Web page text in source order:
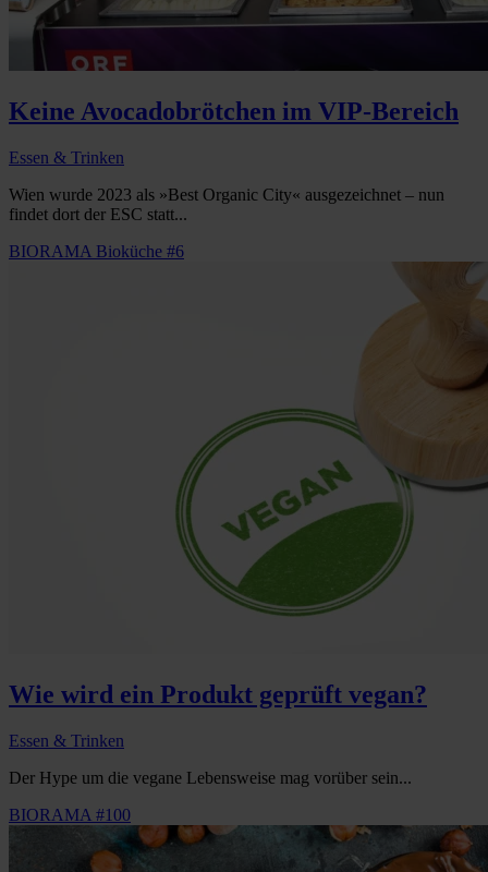
Keine Avocadobrötchen im VIP-Bereich
Essen & Trinken
Wien wurde 2023 als »Best Organic City« ausgezeichnet – nun
findet dort der ESC statt...
BIORAMA Bioküche #6
Wie wird ein Produkt geprüft vegan?
Essen & Trinken
Der Hype um die vegane Lebensweise mag vorüber sein...
BIORAMA #100